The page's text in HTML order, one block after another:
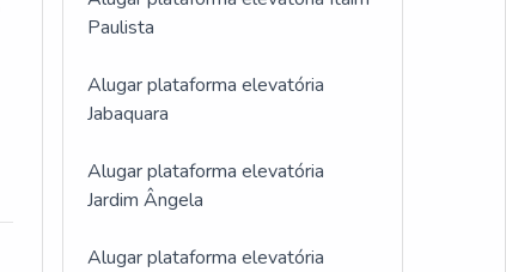
Paulista
Alugar plataforma elevatória
Jabaquara
Alugar plataforma elevatória
Jardim Ângela
Alugar plataforma elevatória